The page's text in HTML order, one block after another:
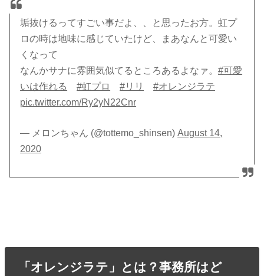
垢抜けるってすごい事だよ、、と思ったお方。虹プ
ロの時は地味に感じていたけど、まあなんと可愛い
くなって
なんかサナに雰囲気似てるところあるよなァ。#可愛
いは作れる
#虹プロ #リリ
#オレンジラテ
pic.twitter.com/Ry2yN22Cnr
— メロンちゃん (@tottemo_shinsen)August 14,
2020
「オレンジラテ」とは？事務所はど